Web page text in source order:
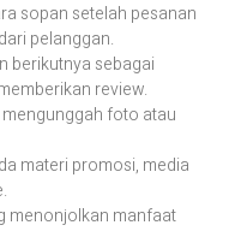
sopan setelah pesanan
pelanggan.
berikutnya sebagai
review.
foto atau
materi promosi, media
menonjolkan manfaat